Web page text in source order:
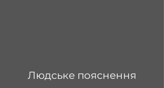
Людське пояснення